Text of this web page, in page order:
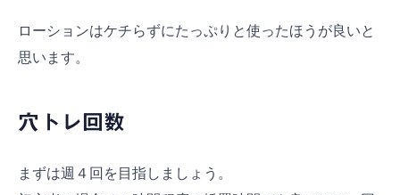
ローションはケチらずにたっぷりと使ったほうが良いと
思います。
穴トレ回数
まずは週４回を目指しましょう。